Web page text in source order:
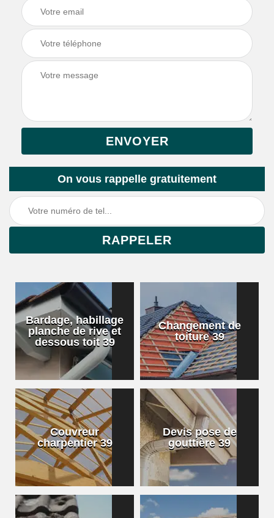
On vous rappelle gratuitement
Bardage, habillage
planche de rive et
dessous toit 39
Changement de
toiture 39
Couvreur
charpentier 39
Devis pose de
gouttière 39